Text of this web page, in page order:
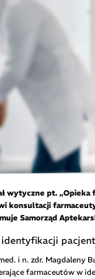
wytyczne pt.
konsultacji
Samorząd
i n. zdr. Magdaleny
farmaceutów w